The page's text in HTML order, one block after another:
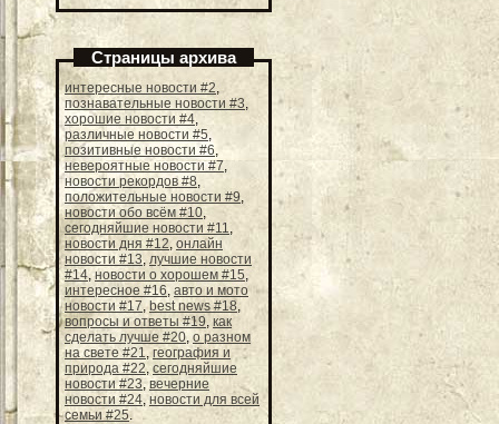
Страницы архива
интересные новости #2
познавательные новости #3
хорошие новости #4
различные новости #5
позитивные новости #6
невероятные новости #7
новости рекордов #8
положительные новости #9
новости обо всём #10
сегодняйшие новости #11
новости дня #12 онлайн
новости #13 лучшие новости
#14, новости о хорошем #15
интересное #16 авто и мото
новости #17 ,best news #18
вопросы и ответы #19 как
сделать лучше #20, о разном
на свете #21
география и
природа #22 сегодняйшие
новости #23,вечерние
новости #24,новости для всей
семьи #25.